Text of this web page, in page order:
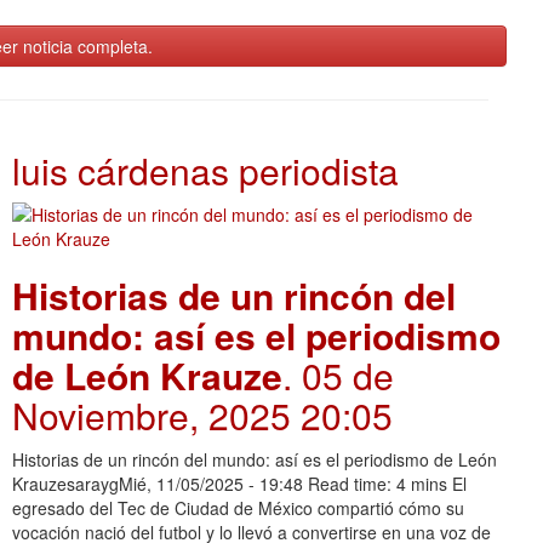
noticia completa.
luis cárdenas periodista
Historias de un rincón del
mundo: así es el periodismo
de León Krauze. 05 de
Noviembre, 2025 20:05
Historias de un rincón del mundo: así es el periodismo de León
KrauzesaraygMié, 11/05/2025 - 19:48 Read time: 4 mins El
egresado del Tec de Ciudad de México compartió cómo su
vocación nació del futbol y lo llevó a convertirse en una voz de